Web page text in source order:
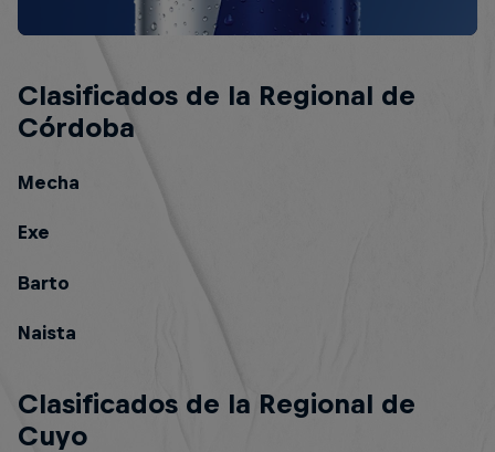
Clasificados de la Regional de
Córdoba
Mecha
Exe
Barto
Naista
Clasificados de la Regional de
Cuyo